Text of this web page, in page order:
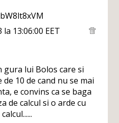
13:06:00 EET
gura lui Bolos care si
10 de cand nu se mai
e convins ca se baga
de calcul si o arde cu